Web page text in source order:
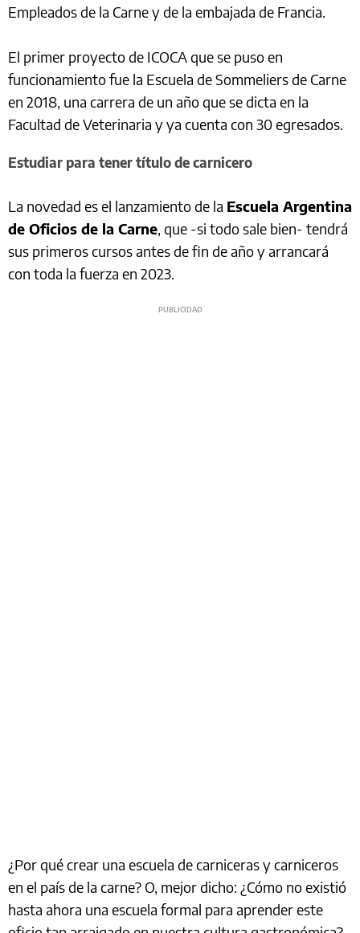
Empleados de la Carne y de la embajada de Francia.
El primer proyecto de ICOCA que se puso en
funcionamiento fue la Escuela de Sommeliers de Carne
en 2018, una carrera de un año que se dicta en la
Facultad de Veterinaria y ya cuenta con 30 egresados.
Estudiar para tener título de carnicero
La novedad es el lanzamiento de la Escuela Argentina
de Oficios de la Carne, que -si todo sale bien- tendrá
sus primeros cursos antes de fin de año y arrancará
con toda la fuerza en 2023.
¿Por qué crear una escuela de carniceras y carniceros
en el país de la carne? O, mejor dicho: ¿Cómo no existió
hasta ahora una escuela formal para aprender este